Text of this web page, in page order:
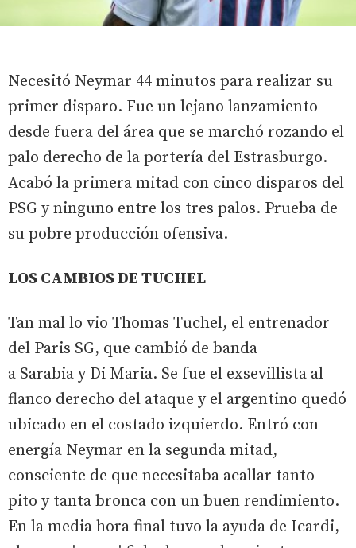
Necesitó Neymar 44 minutos para realizar su
primer disparo. Fue un lejano lanzamiento
desde fuera del área que se marchó rozando el
palo derecho de la portería del Estrasburgo.
Acabó la primera mitad con cinco disparos del
PSG y ninguno entre los tres palos. Prueba de
su pobre producción ofensiva.
LOS CAMBIOS DE TUCHEL
Tan mal lo vio Thomas Tuchel, el entrenador
del Paris SG, que cambió de banda
a Sarabia y Di Maria. Se fue el exsevillista al
flanco derecho del ataque y el argentino quedó
ubicado en el costado izquierdo. Entró con
energía Neymar en la segunda mitad,
consciente de que necesitaba acallar tanto
pito y tanta bronca con un buen rendimiento.
En la media hora final tuvo la ayuda de Icardi,